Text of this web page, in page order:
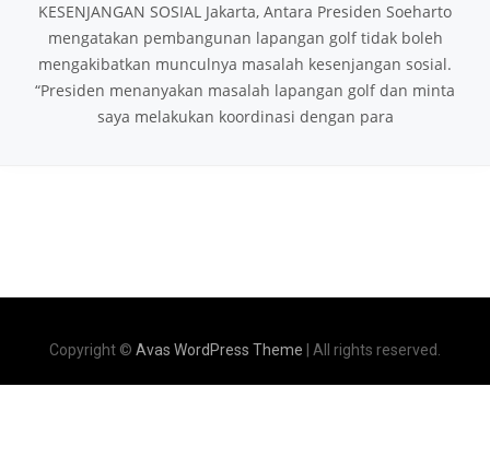
KESENJANGAN SOSIAL Jakarta, Antara Presiden Soeharto
mengatakan pembangunan lapangan golf tidak boleh
mengakibatkan munculnya masalah kesenjangan sosial.
“Presiden menanyakan masalah lapangan golf dan minta
saya melakukan koordinasi dengan para
Copyright © Avas WordPress Theme | All rights reserved.